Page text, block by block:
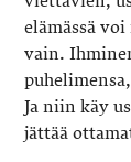
elämässä
vain.
Ja niin käy
jättää